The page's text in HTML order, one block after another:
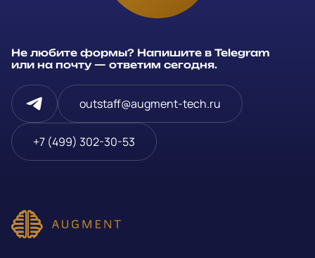
Услуги
Отрасли
Блог и новости
Политика
конфиденциальности
Не любите формы? Напишите в Telegram
или на почту — ответим сегодня.
outstaff@augment-tech.ru
+7 (499) 302-30-53
Компания
Телефон*
E-mail